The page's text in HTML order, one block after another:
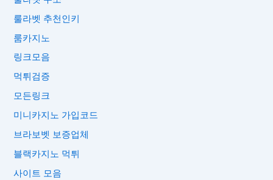
룰라벳 추천인키
룸카지노
링크모음
먹튀검증
모든링크
미니카지노 가입코드
브라보벳 보증업체
블랙카지노 먹튀
사이트 모음